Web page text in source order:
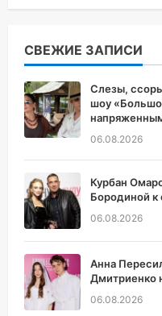
СВЕЖИЕ ЗАПИСИ
Слезы,
шоу
06.08.2026
Курбан
Бородиной к
06.08.2026
Анна
Дмитриенко
06.08.2026